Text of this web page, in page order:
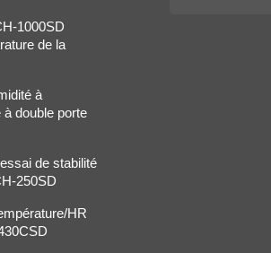
1000SD
de la
à
double porte
de stabilité
250SD
HR